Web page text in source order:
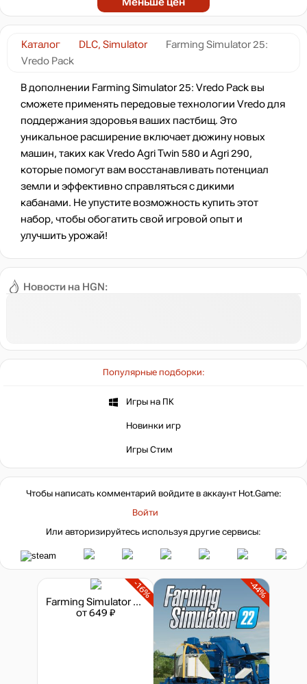
Новости на HGN:
Популярные подборки:
Игры на ПК
Новинки игр
Игры Стим
Каталог DLC, Simulator
Farming Simulator 25:
Vredo Pack
В дополнении Farming Simulator 25: Vredo Pack вы
сможете применять передовые технологии Vredo для
поддержания здоровья ваших пастбищ. Это
уникальное расширение включает дюжину новых
машин, таких как Vredo Agri Twin 580 и Agri 290,
которые помогут вам восстанавливать потенциал
земли и эффективно справляться с дикими
кабанами. Не упустите возможность купить этот
набор, чтобы обогатить свой игровой опыт и
улучшить урожай!
Чтобы написать комментарий войдите в аккаунт Hot.Game:
Войти
Или авторизируйтесь используя другие сервисы:
-16%
Farming Simulator 25: Sky Agriculture Pack
от 649 ₽
-44%